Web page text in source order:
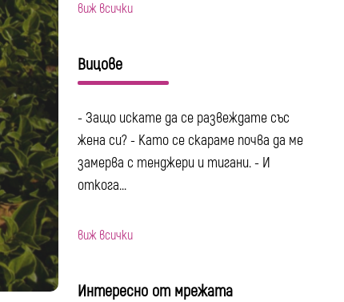
виж всички
Вицове
- Защо искате да се развеждате със
жена си? - Като се скараме почва да ме
замерва с тенджери и тигани. - И
откога...
виж всички
Интересно от мрежата